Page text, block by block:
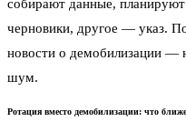
собирают данные,
черновики, другое — указ.
новости о демобилизации —
шум.
Ротация вместо демобилизации: что